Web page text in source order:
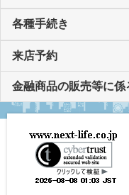
各種手続き
来店予約
金融商品の販売等に係